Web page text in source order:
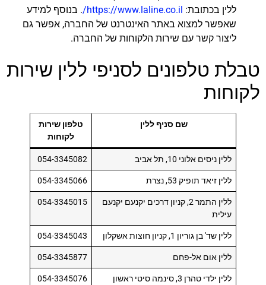
ללין בכתובת: https://www.laline.co.il/ . בנוסף למידע
שאפשר למצוא באתר האינטרנט של החברה, אפשר גם
ליצור קשר עם שירות הלקוחות של החברה.
טבלת טלפונים לסניפי ללין שירות
לקוחות
שם סניף ללין
טלפון שירות
לקוחות
ללין ניסים אלוני 10, תל אביב 054-3345082
ללין זיאד תופיק 53, נצרת 054-3345066
ללין התמר 2, קניון דרכים יקנעם יקנעם
עילית
054-3345015
ללין שד' בן גוריון 1, קניון חוצות אשקלון 054-3345043
ללין אום אל-פחם 054-3345877
ללין ילדי טהרן 3, סינמה סיטי ראשון
054-3345076